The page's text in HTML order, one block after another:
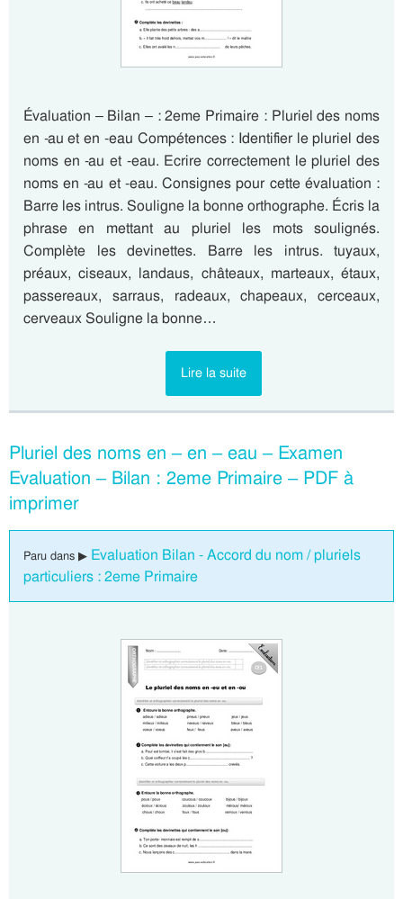
Évaluation – Bilan – : 2eme Primaire : Pluriel des noms
en -au et en -eau Compétences : Identifier le pluriel des
noms en -au et -eau. Ecrire correctement le pluriel des
noms en -au et -eau. Consignes pour cette évaluation :
Barre les intrus. Souligne la bonne orthographe. Écris la
phrase en mettant au pluriel les mots soulignés.
Complète les devinettes. Barre les intrus. tuyaux,
préaux, ciseaux, landaus, châteaux, marteaux, étaux,
passereaux, sarraus, radeaux, chapeaux, cerceaux,
cerveaux Souligne la bonne…
Lire la suite
Pluriel des noms en – en – eau – Examen
Evaluation – Bilan : 2eme Primaire – PDF à
imprimer
Paru dans ▶ Evaluation Bilan - Accord du nom / pluriels
particuliers : 2eme Primaire